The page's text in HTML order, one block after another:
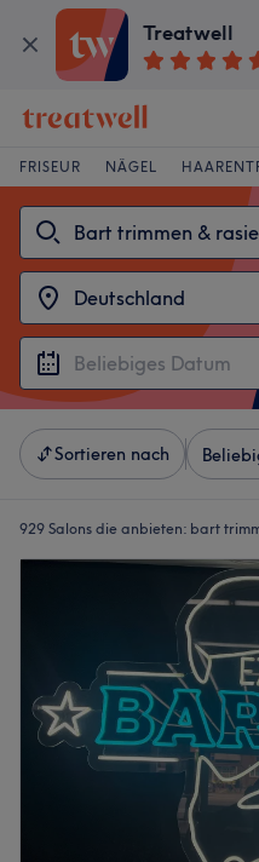
Treatwell
FRISEUR NÄGEL
Sortieren nach
929 Salons die anbieten: bart